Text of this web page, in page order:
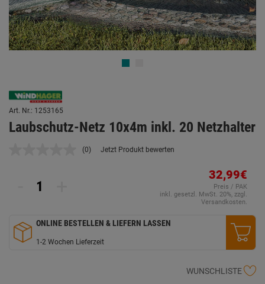
Art. Nr.: 1253165
Laubschutz-Netz 10x4m inkl. 20 Netzhalter
Kein
(0) Jetzt Produkt bewerten
32,99€
Preis / PAK
inkl. gesetzl. MwSt. 20%, zzgl.
Versandkosten.
ONLINE BESTELLEN & LIEFERN LASSEN
1-2 Wochen Lieferzeit
WUNSCHLISTE